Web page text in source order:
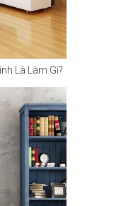
Là Làm Gì?